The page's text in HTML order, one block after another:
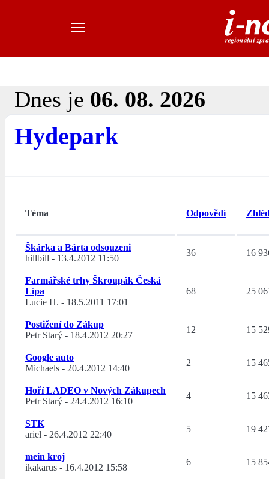
Dnes je 06. 08. 2026
Hydepark
Téma Odpovědí
Škárka a Bárta odsouzeni
hillbill - 13.4.2012 11:50
36 16
Farmářské trhy Škroupák Česká
Lípa
Lucie H. - 18.5.2011 17:01
68 25
Postižení do Zákup
Petr Starý - 18.4.2012 20:27
12 15
Google auto
Michaels - 20.4.2012 14:40
2 15
Hoří LADEO v Nových Zákupech
Petr Starý - 24.4.2012 16:10
4 15
STK
ariel - 26.4.2012 22:40
5 19
mein kroj
ikakarus - 16.4.2012 15:58
6 15